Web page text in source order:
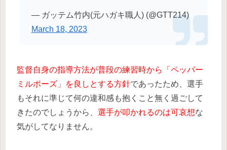
— ガッテム竹内(元ハガキ職人) (@GTT214)
March 18, 2023
監督自身の指導方法が普段の練習時から「ペッパー
ミルポーズ」を良しとする方針であったため、選手
もそれに準じて何の違和感も抱くこと無く過ごして
きたのでしょうから、 選手が叩かれるのは可哀想な
気がしてなりません。